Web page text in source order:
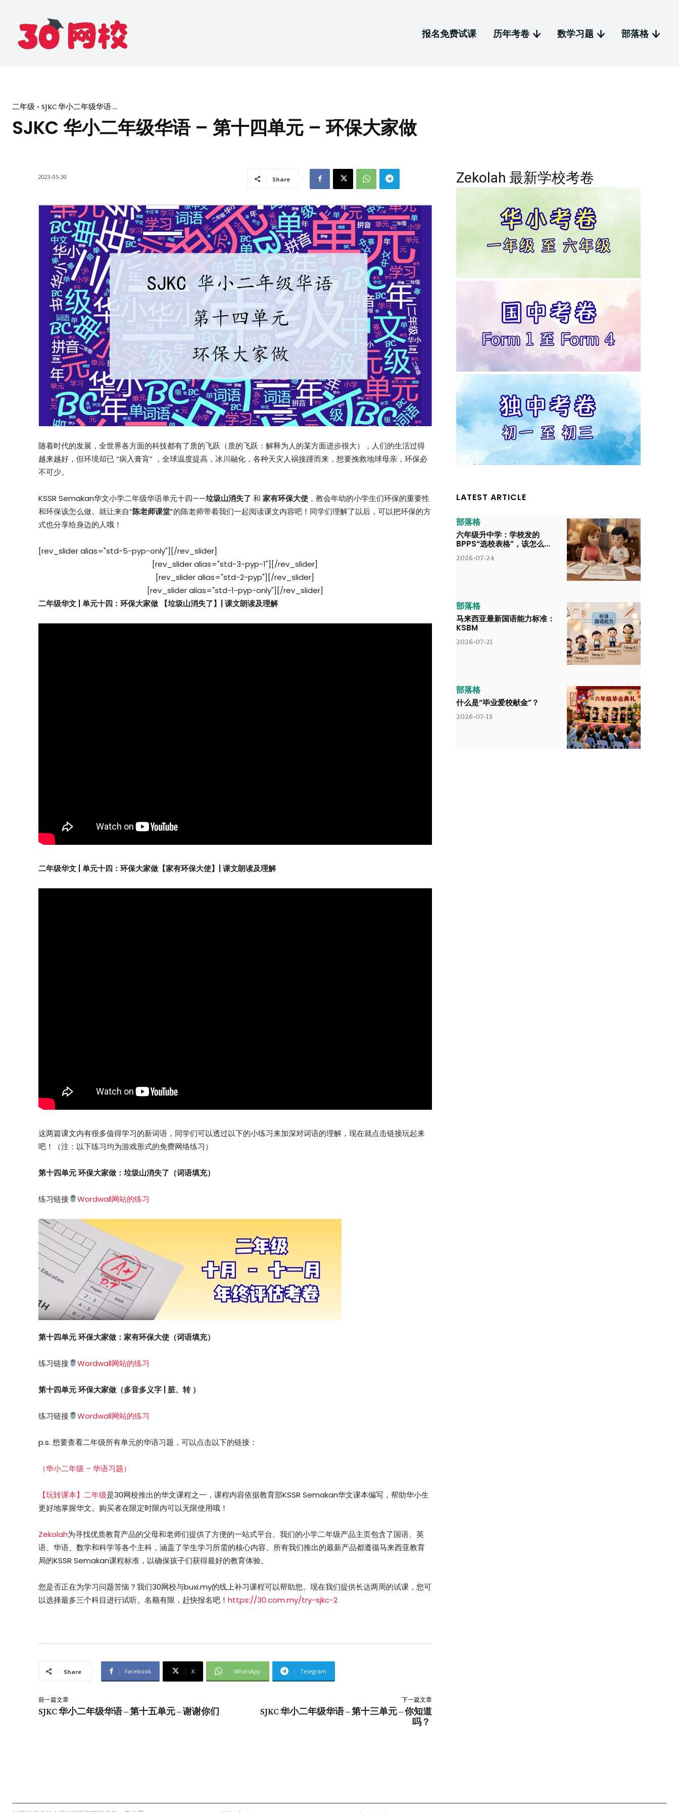
报名免费试课 历年考卷 数学习题 部落格
二年级 SJKC 华小二年级华语 ...
SJKC 华小二年级华语 – 第十四单元 – 环保大家做
2023-05-30 Share
随着时代的发展，全世界各方面的科技都有了质的飞跃（质的飞跃：解释为人的某方面进步很大），人们的生活过得
越来越好，但环境却已 “病入膏肓” ，全球温度提高，冰川融化，各种天灾人祸接踵而来，想要挽救地球母亲，环保必
不可少。
KSSR Semakan华文小学二年级华语单元十四——垃圾山消失了 和 家有环保大使 ，教会年幼的小学生们环保的重要性
和环保该怎么做。就让来自“陈老师课堂”的陈老师带着我们一起阅读课文内容吧！同学们理解了以后，可以把环保的方
式也分享给身边的人哦！
[rev_slider alias="std-5-pyp-only"][/rev_slider]
[rev_slider alias="std-3-pyp-1"][/rev_slider]
[rev_slider alias="std-2-pyp"][/rev_slider]
[rev_slider alias="std-1-pyp-only"][/rev_slider]
二年级华文 | 单元十四：环保大家做 【垃圾山消失了】| 课文朗读及理解
二年级华文 | 单元十四：环保大家做【家有环保大使】| 课文朗读及理解
这两篇课文内有很多值得学习的新词语，同学们可以透过以下的小练习来加深对词语的理解，现在就点击链接玩起来
吧！（注：以下练习均为游戏形式的免费网络练习）
第十四单元 环保大家做：垃圾山消失了（词语填充）
练习链接 Wordwall网站的练习
第十四单元 环保大家做： 家有环保大使（词语填充）
练习链接 Wordwall网站的练习
第十四单元 环保大家做（多音多义字 | 脏、转 ）
练习链接 Wordwall网站的练习
p.s. 想要查看二年级所有单元的华语习题，可以点击以下的链接：
（华小二年级 – 华语习题）
【玩转课本】二年级是30网校推出的华文课程之一，课程内容依据教育部KSSR Semakan华文课本编写，帮助华小生
更好地掌握华文。购买者在限定时限内可以无限使用哦！
Zekolah为寻找优质教育产品的父母和老师们提供了方便的一站式平台。我们的小学二年级产品主页包含了国语、英
语、华语、数学和科学等各个主科，涵盖了学生学习所需的核心内容。所有我们推出的最新产品都遵循马来西亚教育
局的KSSR Semakan课程标准，以确保孩子们获得最好的教育体验。
您是否正在为学习问题苦恼？我们30网校与buxi.my的线上补习课程可以帮助您。现在我们提供长达两周的试课，您可
以选择最多三个科目进行试听。名额有限，赶快报名吧！ https://30.com.my/try-sjkc-2
Share Facebook X WhatsApp Telegram
前一篇文章
SJKC 华小二年级华语 – 第十五单元 – 谢谢你们
下一篇文章
SJKC 华小二年级华语 – 第十三单元 – 你知道
吗？
Zekolah 最新学校考卷
LATEST ARTICLE
部落格
六年级升中学：学校发的
BPPS“选校表格”，该怎么...
2026-07-24
部落格
马来西亚最新国语能力标准：
KSBM
2026-07-21
部落格
什么是“毕业爱校献金”？
2026-07-13